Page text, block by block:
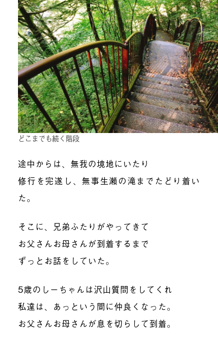
どこまでも続く階段
途中からは、無我の境地にいたり
修行を完遂し、無事生瀬の滝までたどり着い
た。
そこに、兄弟ふたりがやってきて
お父さんお母さんが到着するまで
ずっとお話をしていた。
5歳のしーちゃんは沢山質問をしてくれ
私達は、あっという間に仲良くなった。
お父さんお母さんが息を切らして到着。